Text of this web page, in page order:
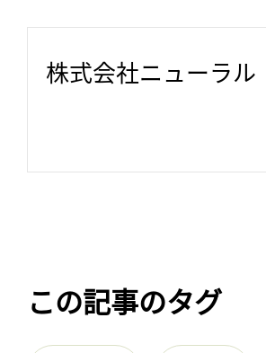
株式会社ニューラ
この記事のタグ